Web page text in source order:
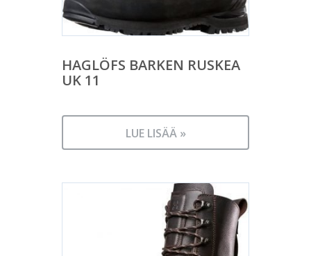
HAGLÖFS BARKEN RUSKEA
UK 11
LUE LISÄÄ »